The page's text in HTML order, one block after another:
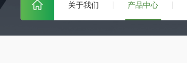
关于我们 产品中心